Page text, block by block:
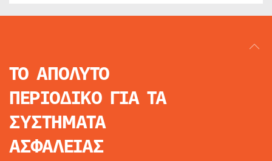
ΤΟ ΑΠΟΛΥΤΟ
ΠΕΡΙΟΔΙΚΟ ΓΙΑ ΤΑ
ΣΥΣΤΗΜΑΤΑ
ΑΣΦΑΛΕΙΑΣ